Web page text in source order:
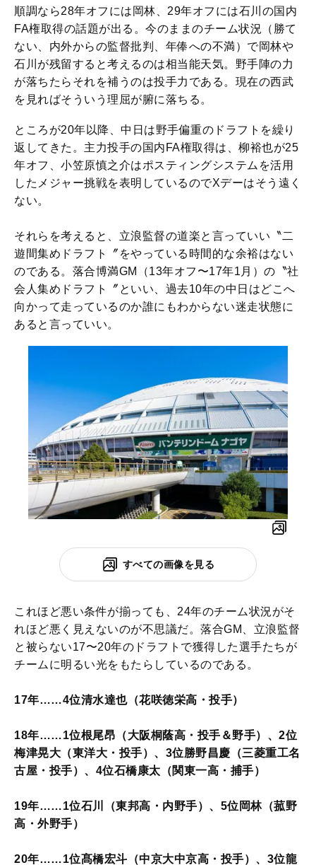
順調なら28年オフには岡林、29年オフには石川の国内
FA権取得の話題が出る。今のままのチーム状況（勝て
ない、内外からの監督批判、年俸への不満）で岡林や
石川が残留すると考えるのは相当能天気。野手陣の力
が落ちたらそれを補うのは投手力である。現在の西武
を見ればそういう理屈が腑に落ちる。
ところが20年以降、中日は野手偏重のドラフトを繰り
返してきた。主力投手の国内FA権取得は、柳裕也が25
年オフ、小笠原慎之介はポスティングシステムを活用
したメジャー挑戦を表明しているのでXデーはそう遠く
ない。
それらを考えると、立浪監督の道楽と言っていい〝二
遊間集めドラフト〞をやっている時間的な余裕はない
のである。落合博満GM（13年オフ〜17年1月）の〝社
会人集めドラフト〞といい、過去10年の中日はどこへ
向かって走っているのか誰にもわからない迷走状態に
あると言っていい。
すべての画像を見る
これほど悪い条件が揃っても、24年のチーム状況がそ
れほど悪く見えないのが不思議だ。落合GM、立浪監督
と被らない17〜20年のドラフトで獲得した選手たちが
チームに明るい光をもたらしているのである。
17年……4位清水達也（花咲徳栄高・投手）
18年……1位根尾昂（大阪桐蔭高・投手＆野手）、2位
梅津晃大（東洋大・投手）、3位勝野昌慶（三菱重工名
古屋・投手）、4位石橋康太（関東一高・捕手）
19年……1位石川（東邦高・内野手）、5位岡林（菰野
高・外野手）
20年……1位髙橋宏斗（中京大中京高・投手）、3位龍